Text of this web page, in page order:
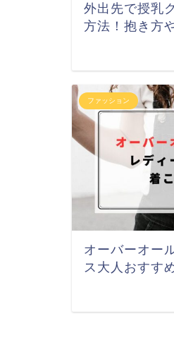
外出先で授乳
方法！抱き方
ファッション
オーバーオー
ス大人おすす